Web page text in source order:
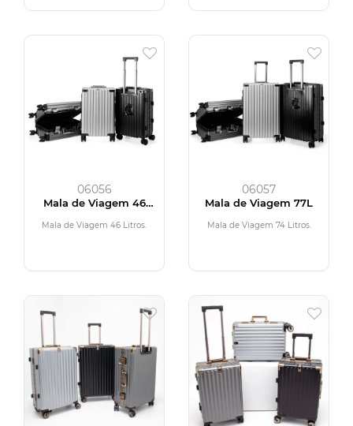
06056
Mala de Viagem 46
Mala de Viagem 46 Litros.
06057
Mala de Viagem 77L
Mala de Viagem 74 Litros.